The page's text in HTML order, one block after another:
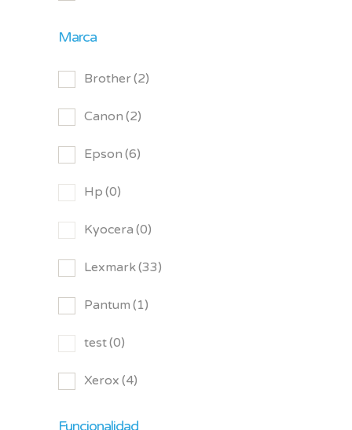
Marca
Brother(2)
Canon (2)
Epson (6)
Hp (0)
Kyocera (0)
Lexmark(33)
Pantum (1)
test(0)
Xerox (4)
Funcionalidad